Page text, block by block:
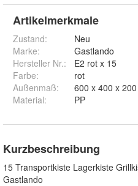
Artikelmerkmale
Zustand:
Neu
Marke:
Gastlando
Hersteller Nr.:
E2 rot x 15
Farbe:
rot
Außenmaß:
600 x 400 x
Material: PP
Kurzbeschreibung
15 Transportkiste Lagerkiste
Gastlando